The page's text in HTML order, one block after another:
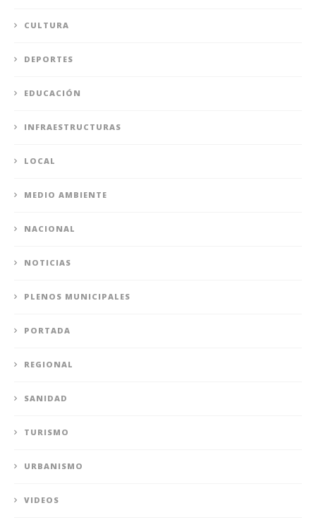
CULTURA
DEPORTES
EDUCACIÓN
INFRAESTRUCTURAS
LOCAL
MEDIO AMBIENTE
NACIONAL
NOTICIAS
PLENOS MUNICIPALES
PORTADA
REGIONAL
SANIDAD
TURISMO
URBANISMO
VIDEOS